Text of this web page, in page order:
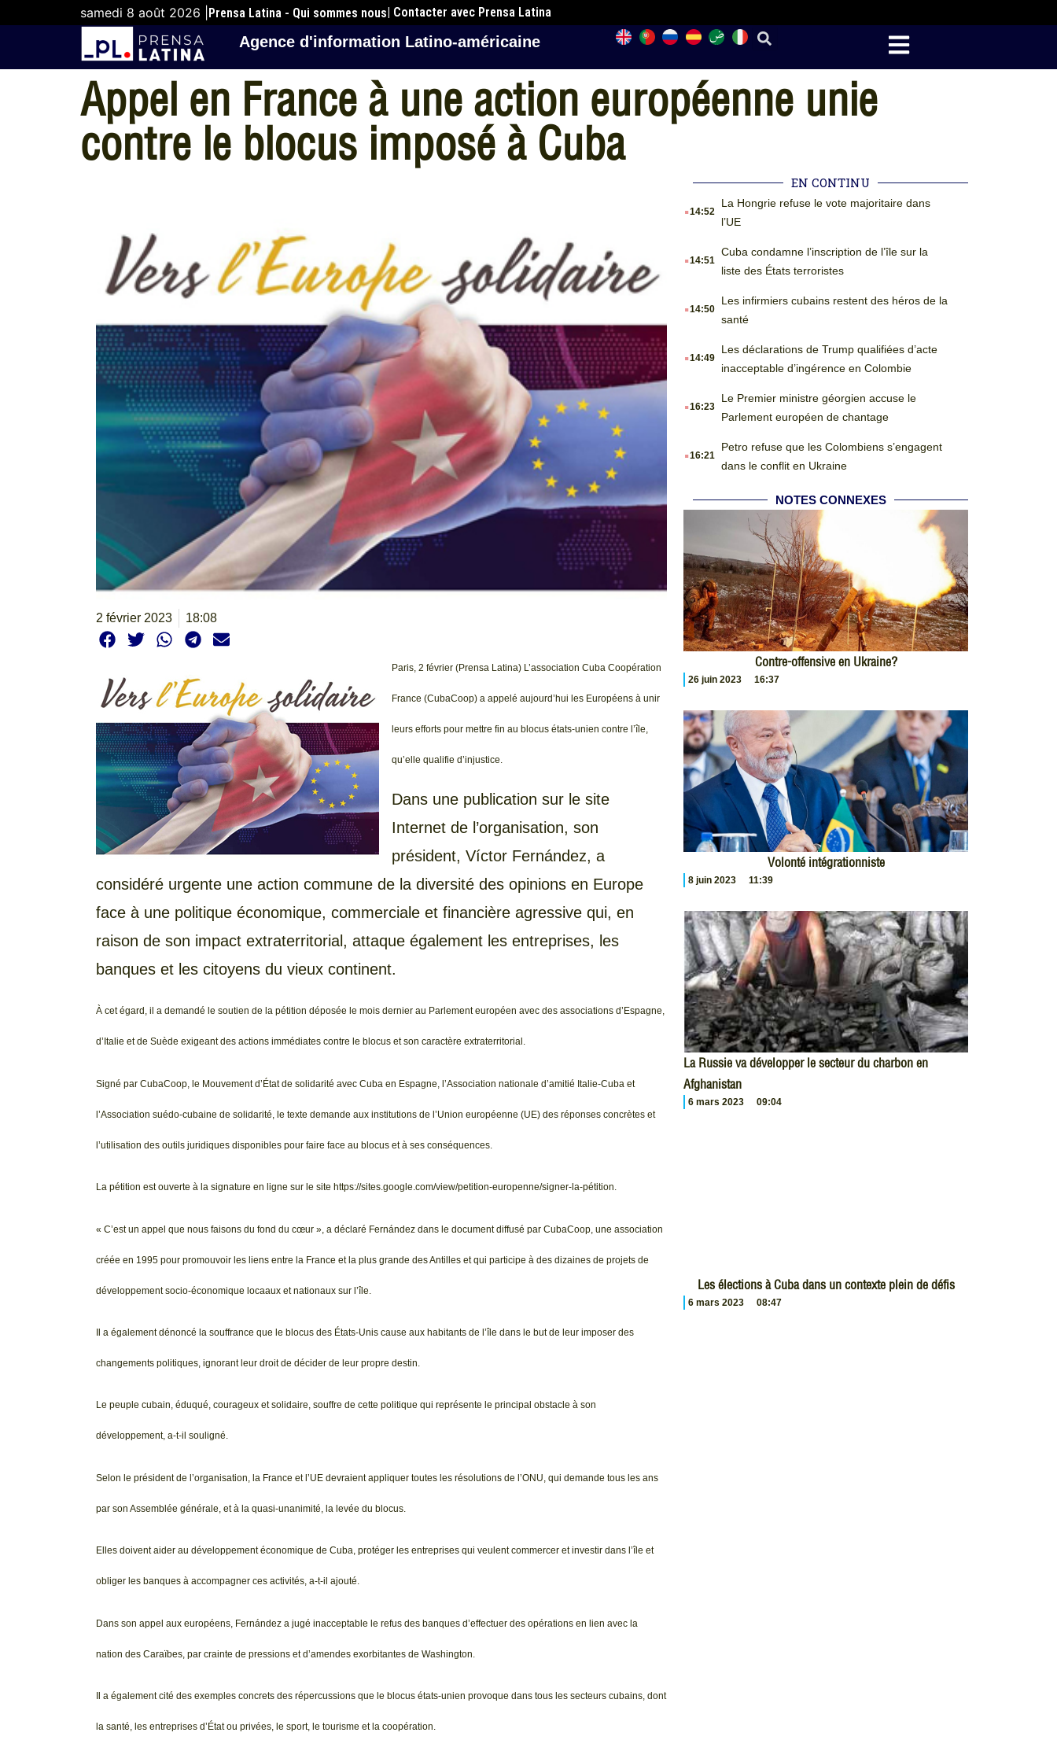
samedi 8 août 2026 | Prensa Latina - Qui sommes nous| Contacter avec Prensa Latina
Agence d'information Latino-américaine
Appel en France à une action européenne unie
contre le blocus imposé à Cuba
2 février 2023 18:08
Paris, 2 février (Prensa Latina) L’association Cuba Coopération
France (CubaCoop) a appelé aujourd’hui les Européens à unir
leurs efforts pour mettre fin au blocus états-unien contre l’île,
qu’elle qualifie d’injustice.
Dans une publication sur le site
Internet de l’organisation, son
président, Víctor Fernández, a
considéré urgente une action commune de la diversité des opinions en Europe
face à une politique économique, commerciale et financière agressive qui, en
raison de son impact extraterritorial, attaque également les entreprises, les
banques et les citoyens du vieux continent.
À cet égard, il a demandé le soutien de la pétition déposée le mois dernier au Parlement européen avec des associations d’Espagne,
d’Italie et de Suède exigeant des actions immédiates contre le blocus et son caractère extraterritorial.
Signé par CubaCoop, le Mouvement d’État de solidarité avec Cuba en Espagne, l’Association nationale d’amitié Italie-Cuba et
l’Association suédo-cubaine de solidarité, le texte demande aux institutions de l’Union européenne (UE) des réponses concrètes et
l’utilisation des outils juridiques disponibles pour faire face au blocus et à ses conséquences.
La pétition est ouverte à la signature en ligne sur le site https://sites.google.com/view/petition-europenne/signer-la-pétition.
« C’est un appel que nous faisons du fond du cœur », a déclaré Fernández dans le document diffusé par CubaCoop, une association
créée en 1995 pour promouvoir les liens entre la France et la plus grande des Antilles et qui participe à des dizaines de projets de
développement socio-économique locaaux et nationaux sur l’île.
Il a également dénoncé la souffrance que le blocus des États-Unis cause aux habitants de l’île dans le but de leur imposer des
changements politiques, ignorant leur droit de décider de leur propre destin.
Le peuple cubain, éduqué, courageux et solidaire, souffre de cette politique qui représente le principal obstacle à son
développement, a-t-il souligné.
Selon le président de l’organisation, la France et l’UE devraient appliquer toutes les résolutions de l’ONU, qui demande tous les ans
par son Assemblée générale, et à la quasi-unanimité, la levée du blocus.
Elles doivent aider au développement économique de Cuba, protéger les entreprises qui veulent commercer et investir dans l’île et
obliger les banques à accompagner ces activités, a-t-il ajouté.
Dans son appel aux européens, Fernández a jugé inacceptable le refus des banques d’effectuer des opérations en lien avec la
nation des Caraïbes, par crainte de pressions et d’amendes exorbitantes de Washington.
Il a également cité des exemples concrets des répercussions que le blocus états-unien provoque dans tous les secteurs cubains, dont
la santé, les entreprises d’État ou privées, le sport, le tourisme et la coopération.
EN CONTINU
.14:52
La Hongrie refuse le vote majoritaire dans
l’UE
.14:51
Cuba condamne l’inscription de l’île sur la
liste des États terroristes
.14:50
Les infirmiers cubains restent des héros de la
santé
.14:49
Les déclarations de Trump qualifiées d’acte
inacceptable d’ingérence en Colombie
.16:23
Le Premier ministre géorgien accuse le
Parlement européen de chantage
.16:21
Petro refuse que les Colombiens s’engagent
dans le conflit en Ukraine
NOTES CONNEXES
Contre-offensive en Ukraine?
26 juin 2023 16:37
Volonté intégrationniste
8 juin 2023 11:39
La Russie va développer le secteur du charbon en
Afghanistan
6 mars 2023 09:04
Les élections à Cuba dans un contexte plein de défis
6 mars 2023 08:47